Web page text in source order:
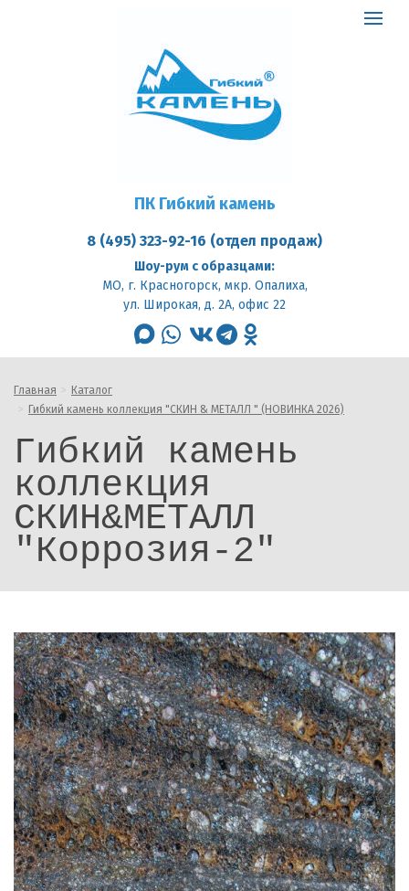
ПК Гибкий камень
8 (495) 323-92-16 (отдел продаж)
Шоу-рум с образцами:
МО, г. Красногорск, мкр. Опалиха,
ул. Широкая, д. 2А, офис 22
max whatsapp
vk telegramodnoklassniki
Toggle
Главная
Каталог
Гибкий камень коллекция "СКИН & МЕТАЛЛ " (НОВИНКА 2026)
Гибкий камень
коллекция
СКИН&МЕТАЛЛ
"Коррозия-2"